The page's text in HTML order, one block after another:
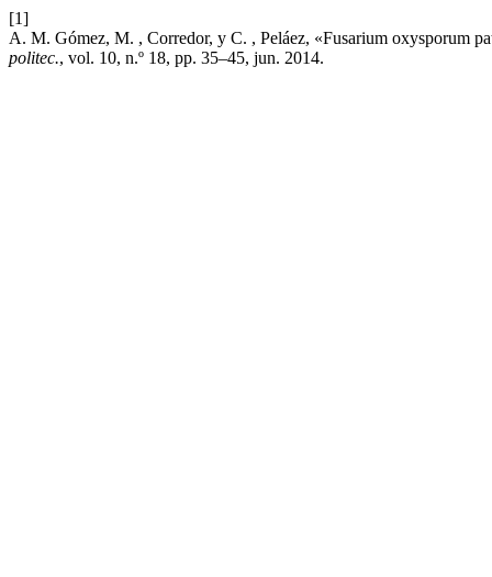
[1]
A. M. Gómez, M. , Corredor, y C. , Peláez, «Fusarium oxysporum
politec., vol. 10, n.º 18, pp. 35–45, jun. 2014.